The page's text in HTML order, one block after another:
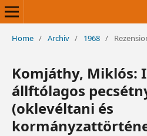
Home / Archiv / 1968 /
Komjáthy, Miklós:
állftólagos
(oklevéltani és